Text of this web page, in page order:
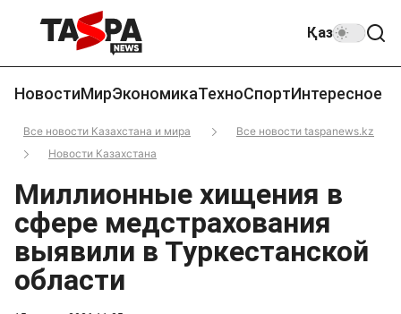
Қаз
НовостиМирЭкономикаТехноСпортИнтересное
Все новости Казахстана и мира
Все новости taspanews.kz
Новости Казахстана
Миллионные хищения в
сфере медстрахования
выявили в Туркестанской
области